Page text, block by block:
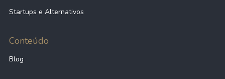
Startups e Alternativos
Conteúdo
Blog